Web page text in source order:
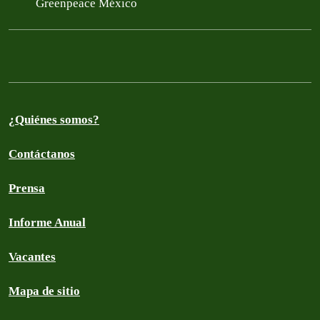
Greenpeace México
¿Quiénes somos?
Contáctanos
Prensa
Informe Anual
Vacantes
Mapa de sitio